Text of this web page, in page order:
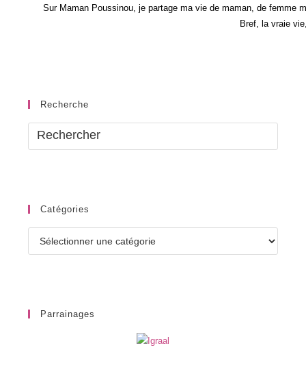
Sur Maman Poussinou, je partage ma vie de maman, de femme
Bref, la vraie
Recherche
Catégories
Parrainages